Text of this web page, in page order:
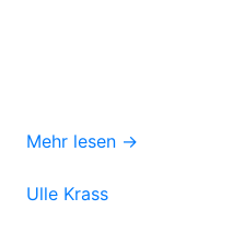
Mehr lesen →
Ulle Krass